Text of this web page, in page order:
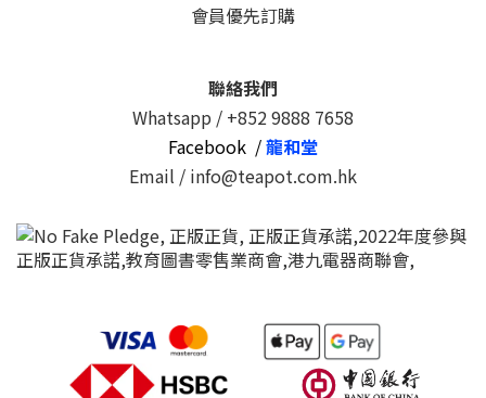
會員優先訂購
聯絡我們
Whatsapp / +852 9888 7658
Facebook /龍和堂
Email / info@teapot.com.hk